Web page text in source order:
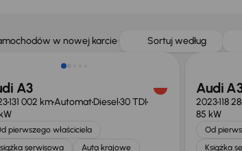
w nowej karcie Sortuj według
Możliwość odliczenia VAT
A3
131 002 kmAutomatDiesel30 TDI
pierwszego właściciela
serwisowa
Auta krajowe
Audi
2023118
85 kW
Od
Książka